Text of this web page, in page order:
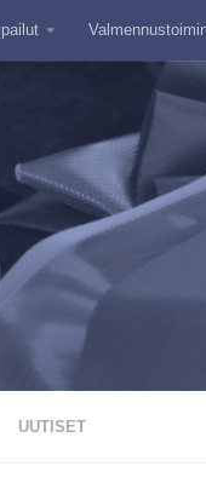
UUTISET